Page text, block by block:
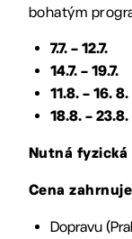
bohatým
7.7. – 12.7.
14.7. – 19.7.
11.8. – 16. 8.
18.8. – 23.8.
Nutná
Cena
Dopravu